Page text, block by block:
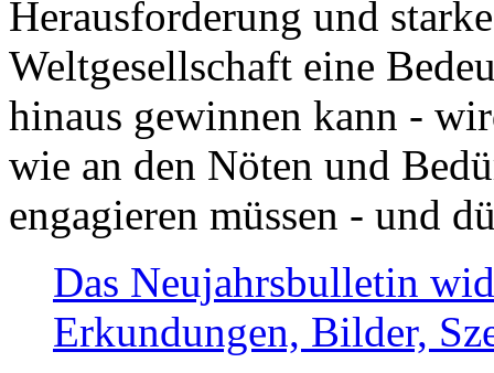
Herausforderung und
Weltgesellschaft eine
hinaus gewinnen kann -
wie an den Nöten und
engagieren müssen - und
Das Neujahrsbulletin
Erkundungen, Bilder,